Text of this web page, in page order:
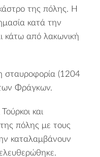
της πόλης. Η
κατά την
κάτω από λακωνική
σταυροφορία (1204
Φράγκων.
και
πόλης με τους
καταλαμβάνουν